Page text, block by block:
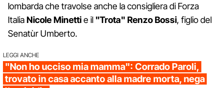
lombarda che travolse anche la consigliera di Forza
ItaliaNicole Minettie il "Trota" Renzo Bossi, figlio del
Senatùr Umberto.
LEGGI ANCHE
"Non ho ucciso mia mamma": Corrado Paroli,
trovato in casa accanto alla madre morta, nega